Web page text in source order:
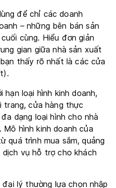
để chỉ các doanh
– những bên bán sản
cùng. Hiểu đơn giản
gian giữa nhà sản xuất
thấy rõ nhất là các cửa
hạn loại hình kinh doanh,
trang, cửa hàng thực
dạng loại hình cho nhà
hình kinh doanh của
quá trình mua sắm, quảng
dịch vụ hỗ trợ cho khách
lý thường lựa chọn nhập